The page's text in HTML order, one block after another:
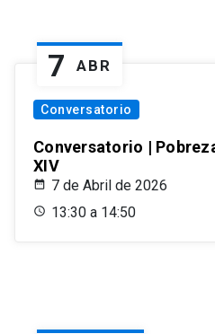
7 ABR
Conversatorio
Conversatorio |
XIV
7 de Abril de 2026
13:30 a 14:50